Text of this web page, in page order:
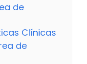
de
Clínicas
de